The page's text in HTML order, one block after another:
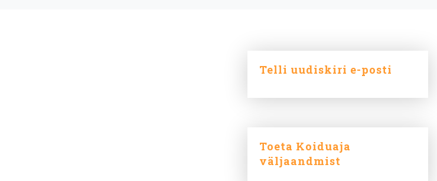
Telli uudiskiri e-posti
Toeta Koiduaja
väljaandmist